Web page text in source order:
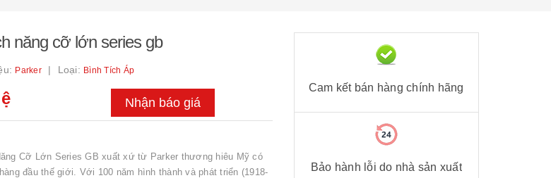
năng cỡ lớn series gb
Parker Loại: Bình Tích Áp
Nhận báo giá
Cỡ Lớn Series GB xuất xứ từ Parker thương hiêu Mỹ có
đầu thế giới. Với 100 năm hình thành và phát triển (1918-
Cam kết bán hàng chính hãng
Bảo hành lỗi do nhà sản xuất